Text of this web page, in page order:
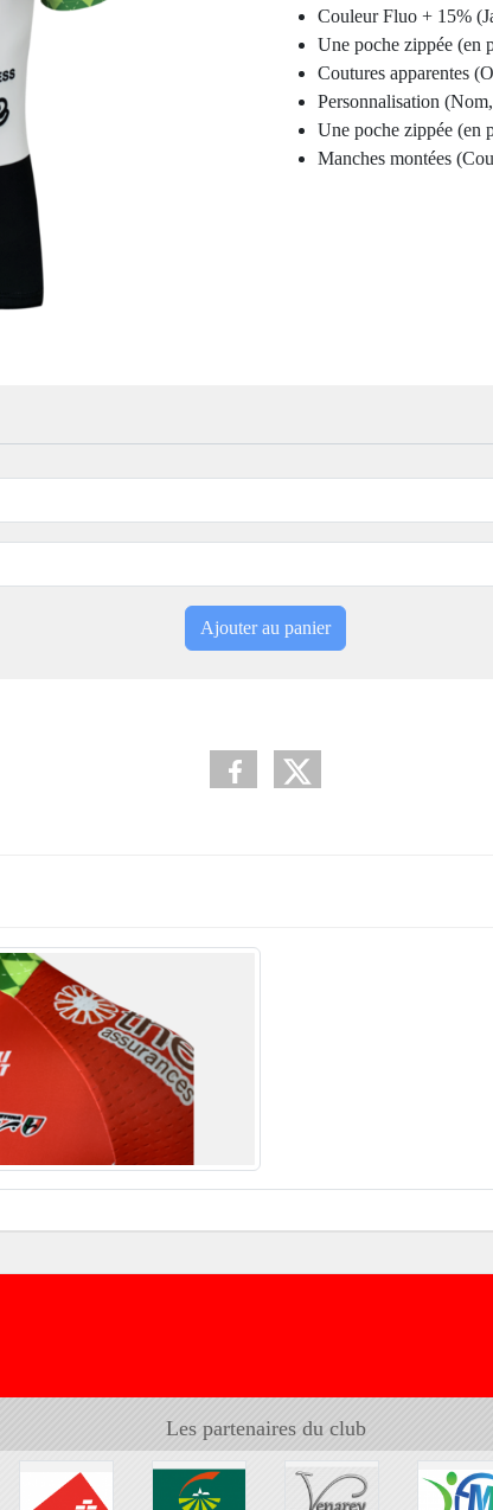
Couleur Fluo + 15%
Une poche zippée (en
Coutures apparentes
Personnalisation
Une poche zippée (en
Manches montées
Ajouter au panier
Les partenaires du club